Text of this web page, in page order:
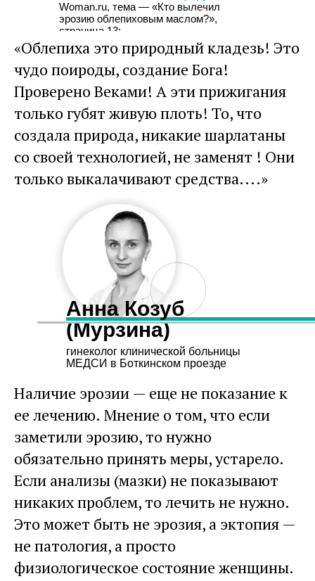
Woman.ru, тема — «Кто вылечил
эрозию облепиховым маслом?»,
страница 13:
«Облепиха это природный кладезь! Это
чудо поироды, создание Бога!
Проверено Веками! А эти прижигания
только губят живую плоть! То, что
создала природа, никакие шарлатаны
со своей технологией, не заменят ! Они
только выкалачивают средства....»
Анна Козуб
(Мурзина)
гинеколог клинической больницы
МЕДСИ в Боткинском проезде
Наличие эрозии — еще не показание к
ее лечению. Мнение о том, что если
заметили эрозию, то нужно
обязательно принять меры, устарело.
Если анализы (мазки) не показывают
никаких проблем, то лечить не нужно.
Это может быть не эрозия, а эктопия —
не патология, а просто
физиологическое состояние женщины.